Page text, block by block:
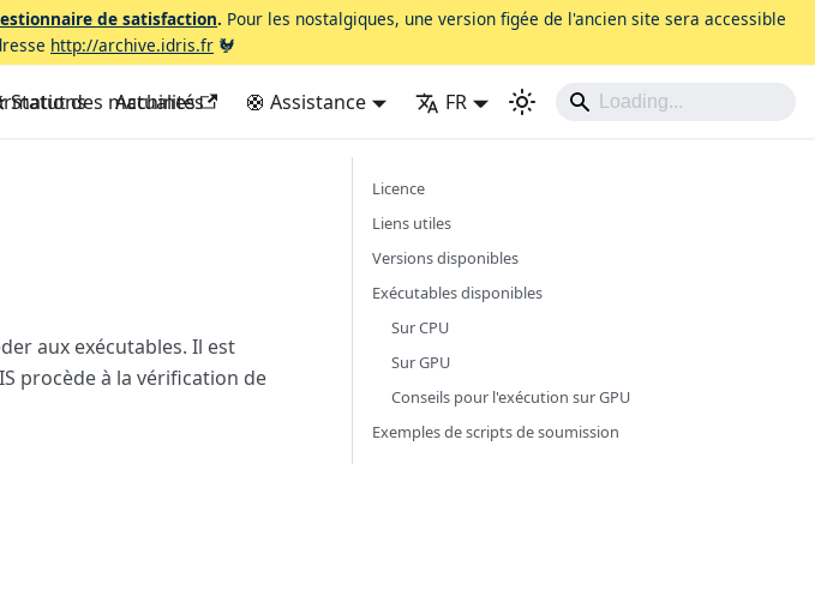
de satisfaction. Pour les nostalgiques, une version figée de l'ancien site sera accessible
http://archive.idris.fr 🐓
Actualités
des machines 🛟 Assistance FR
aux exécutables. Il est
procède à la vérification de
Licence
Liens utiles
Versions disponibles
Exécutables disponibles
Sur CPU
Sur GPU
Conseils pour l'exécution sur GPU
Exemples de scripts de soumission